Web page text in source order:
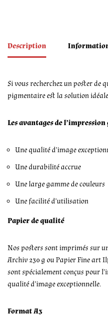
Description
Si vous recherchez un poster de
pigmentaire est la solution
Les avantages de
Une qualité d’image
Une durabilité accrue
Une large gamme de couleurs
Une facilité d’utilisation
Papier de qualité
Nos posters sont imprimés sur
Archiv 230 g ou Papier Fine art
sont spécialement conçus pour
qualité d’image exceptionnelle.
Format A3